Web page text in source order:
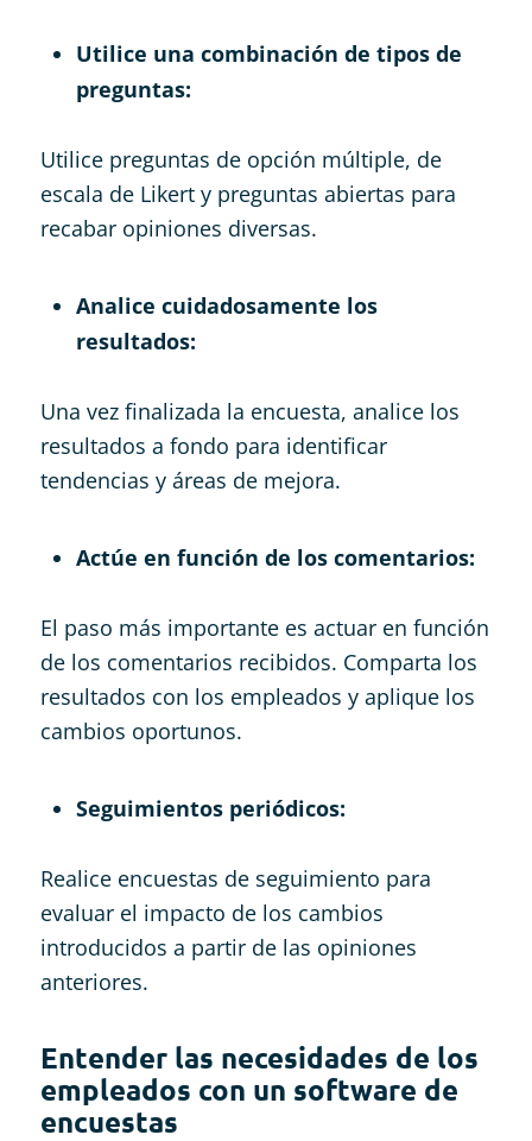
Utilice una combinación de tipos de
preguntas:
Utilice preguntas de opción múltiple, de
escala de Likert y preguntas abiertas para
recabar opiniones diversas.
Analice cuidadosamente los
resultados:
Una vez finalizada la encuesta, analice los
resultados a fondo para identificar
tendencias y áreas de mejora.
Actúe en función de los comentarios:
El paso más importante es actuar en función
de los comentarios recibidos. Comparta los
resultados con los empleados y aplique los
cambios oportunos.
Seguimientos periódicos:
Realice encuestas de seguimiento para
evaluar el impacto de los cambios
introducidos a partir de las opiniones
anteriores.
Entender las necesidades de los
empleados con un software de
encuestas